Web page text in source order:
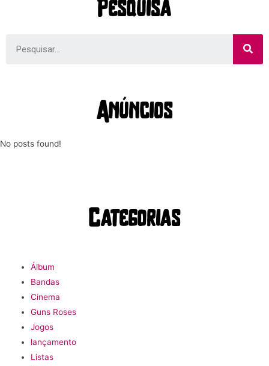
Pesquisa
Anúncios
No posts found!
Categorias
Álbum
Bandas
Cinema
Guns Roses
Jogos
lançamento
Listas